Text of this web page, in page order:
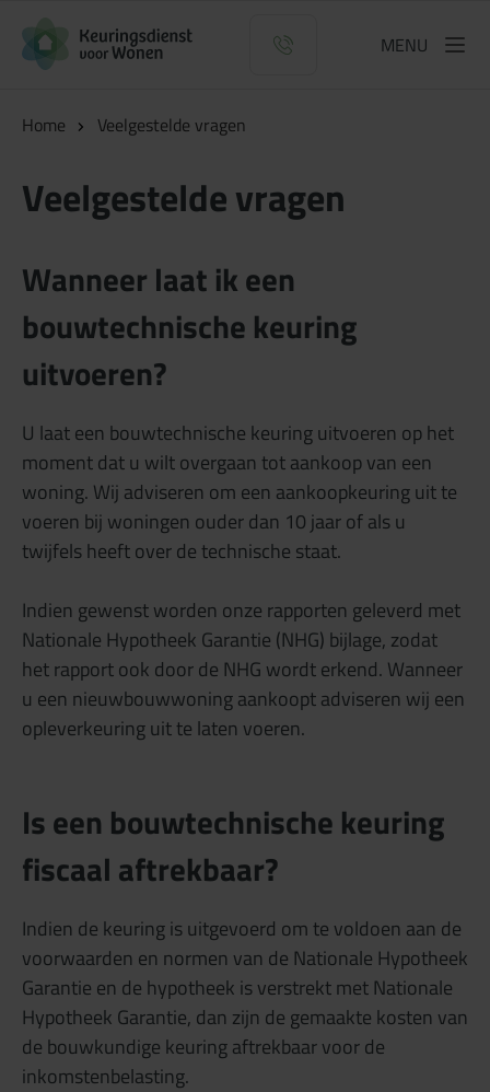
Logo Keuringsdienst voor Wonen
MENU
Home Veelgestelde vragen
Veelgestelde vragen
Wanneer laat ik een
bouwtechnische keuring
uitvoeren?
U laat een bouwtechnische keuring uitvoeren op het
moment dat u wilt overgaan tot aankoop van een
woning. Wij adviseren om een aankoopkeuring uit te
voeren bij woningen ouder dan 10 jaar of als u
twijfels heeft over de technische staat.
Indien gewenst worden onze rapporten geleverd met
Nationale Hypotheek Garantie (NHG) bijlage, zodat
het rapport ook door de NHG wordt erkend. Wanneer
u een nieuwbouwwoning aankoopt adviseren wij een
opleverkeuring uit te laten voeren.
Is een bouwtechnische keuring
fiscaal aftrekbaar?
Indien de keuring is uitgevoerd om te voldoen aan de
voorwaarden en normen van de Nationale Hypotheek
Garantie en de hypotheek is verstrekt met Nationale
Hypotheek Garantie, dan zijn de gemaakte kosten van
de bouwkundige keuring aftrekbaar voor de
inkomstenbelasting.